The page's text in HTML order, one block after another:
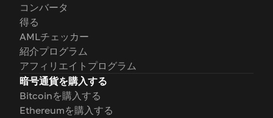
コンバータ
得る
AMLチェッカー
紹介プログラム
アフィリエイトプログラム
暗号通貨を購入する
Bitcoinを購入する
Ethereumを購入する